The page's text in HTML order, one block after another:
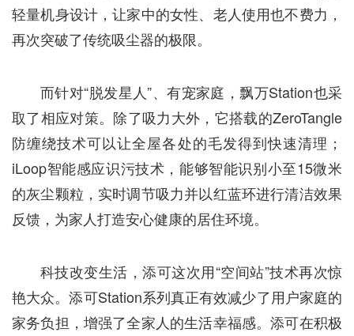
轻量机身设计，让家中的女性、老人使用也不费力，
再次突破了传统吸尘器的极限。
而针对“脱发星人”、有宠家庭，飘万Station也采
取了相应对策。除了吸力大外，它搭载的ZeroTangle
防缠绕技术可以让全屋各处的毛发得到快速清理；
iLoop智能感应识污技术，能够智能识别小至15微米
的灰尘颗粒，实时调节吸力并以红蓝环进行清洁效果
反馈，为家人打造安心健康的居住环境。
科技改变生活，添可这次用“空间站”技术再次惊
艳大众。添可Station系列真正有效减少了用户家庭的
家务负担，增强了全家人的生活幸福感。添可在积极